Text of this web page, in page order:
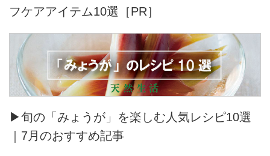
フケアアイテム10選［PR］
▶旬の「みょうが」を楽しむ人気レシピ10選
｜7月のおすすめ記事